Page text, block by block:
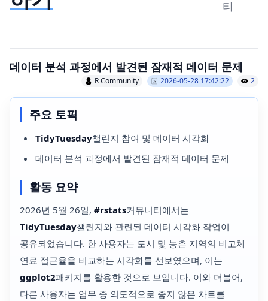
티
데이터 분석 과정에서 발견된 잠재적 데이터 문제
R Community 2026-05-28 17:42:22 2
주요 토픽
TidyTuesday챌린지 참여 및 데이터 시각화
데이터 분석 과정에서 발견된 잠재적 데이터 문제
활동 요약
2026년 5월 26일, #rstats커뮤니티에서는
TidyTuesday챌린지와 관련된 데이터 시각화 작업이
공유되었습니다. 한 사용자는 도시 및 농촌 지역의 비고체
연료 접근율을 비교하는 시각화를 선보였으며, 이는
ggplot2패키지를 활용한 것으로 보입니다. 이와 더불어,
다른 사용자는 업무 중 의도적으로 좋지 않은 차트를